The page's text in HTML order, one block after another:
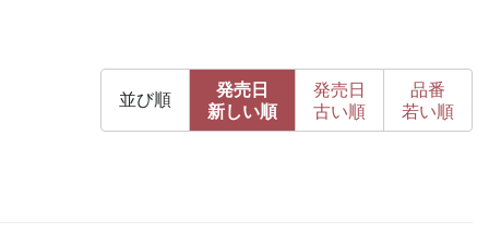
並び順
発売日
新しい順
発売日
古い順
品番
若い順